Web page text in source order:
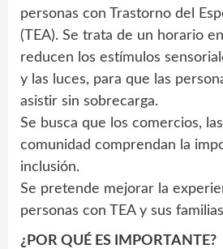
personas con Trastorno del
(TEA). Se trata de un horario
reducen los estímulos
y las luces, para que las
asistir sin sobrecarga.
Se busca que los comercios,
comunidad comprendan la
inclusión.
Se pretende mejorar la
personas con TEA y sus
¿POR QUÉ ES IMPORTANTE?